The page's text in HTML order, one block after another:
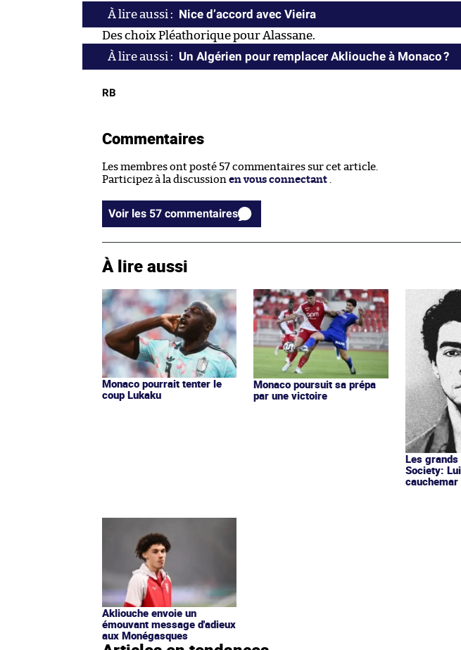
Nice d’accord avec Vieira
Des choix Pléathorique pour Alassane.
Un Algérien pour remplacer Akliouche à Monaco ?
RB
Commentaires
Les membres ont posté 57 commentaires sur cet article.
Participez à la discussion en vous connectant
Voir les 57 commentaires
À lire aussi
Monaco pourrait tenter le
coup Lukaku
Monaco poursuit sa prépa
par une victoire
Les
Society:
Akliouche envoie un
émouvant message d'adieux
aux Monégasques